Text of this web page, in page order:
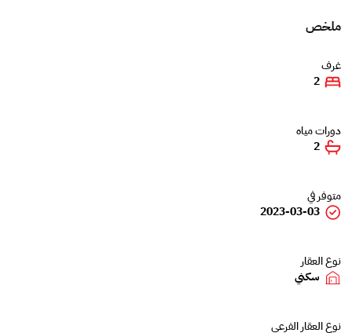
ملخص
غرف
2
دورات مياه
2
متوفر في
2023-03-03
نوع العقار
سكني
نوع العقار الفرعي